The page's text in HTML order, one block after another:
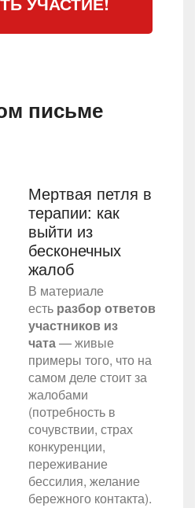
письме
Мертвая петля в
терапии: как
выйти из
бесконечных
жалоб
В материале
есть разбор ответов
участников из
чата— живые
примеры того, что на
самом деле стоит за
жалобами
(потребность в
сочувствии, страх
конкуренции,
переживание
бессилия, желание
бережного контакта).